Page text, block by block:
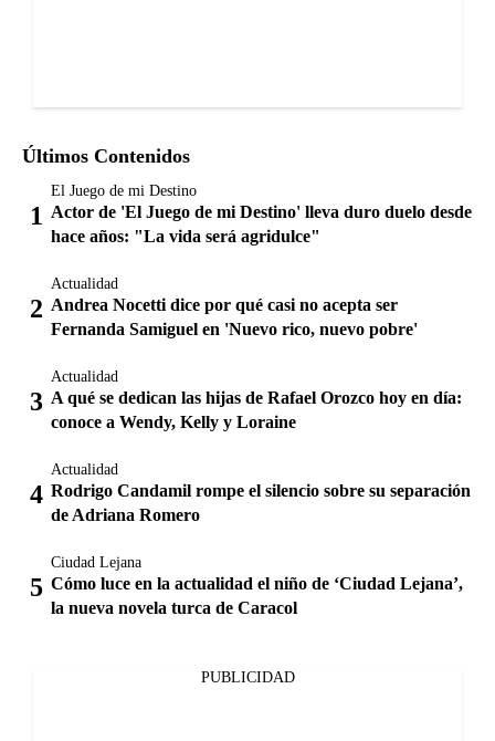
Últimos Contenidos
El Juego de mi Destino
Actor de 'El Juego de mi Destino' lleva duro duelo desde
hace años: "La vida será agridulce"
Actualidad
Andrea Nocetti dice por qué casi no acepta ser
Fernanda Samiguel en 'Nuevo rico, nuevo pobre'
Actualidad
A qué se dedican las hijas de Rafael Orozco hoy en día:
conoce a Wendy, Kelly y Loraine
Actualidad
Rodrigo Candamil rompe el silencio sobre su separación
de Adriana Romero
Ciudad Lejana
Cómo luce en la actualidad el niño de ‘Ciudad Lejana’,
la nueva novela turca de Caracol
PUBLICIDAD